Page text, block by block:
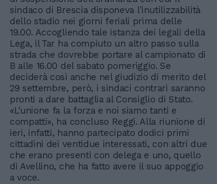
sindaco di Brescia disponeva l'inutilizzabilità
dello stadio nei giorni feriali prima delle
19.00. Accogliendo tale istanza dei legali della
Lega, il Tar ha compiuto un altro passo sulla
strada che dovrebbe portare al campionato di
B alle 16.00 del sabato pomeriggio. Se
deciderà così anche nel giudizio di merito del
29 settembre, però, i sindaci contrari saranno
pronti a dare battaglia al Consiglio di Stato.
«L'unione fa la forza e noi siamo tanti e
compatti», ha concluso Reggi. Alla riunione di
ieri, infatti, hanno partecipato dodici primi
cittadini dei ventidue interessati, con altri due
che erano presenti con delega e uno, quello
di Avellino, che ha fatto avere il suo appoggio
a voce.